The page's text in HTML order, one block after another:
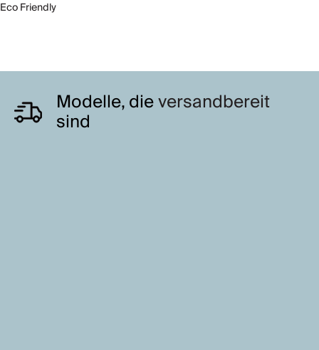
Eco Friendly
Modelle, dieversandbereit
sind